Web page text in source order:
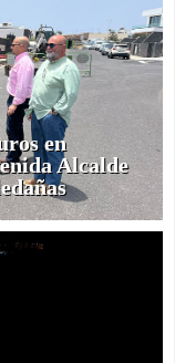
en
Alcalde